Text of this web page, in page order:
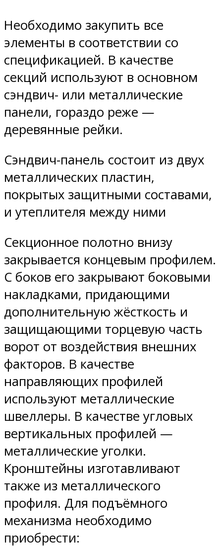
Необходимо закупить все
элементы в соответствии со
спецификацией. В качестве
секций используют в основном
сэндвич- или металлические
панели, гораздо реже —
деревянные рейки.
Сэндвич-панель состоит из двух
металлических пластин,
покрытых защитными составами,
и утеплителя между ними
Секционное полотно внизу
закрывается концевым профилем.
С боков его закрывают боковыми
накладками, придающими
дополнительную жёсткость и
защищающими торцевую часть
ворот от воздействия внешних
факторов. В качестве
направляющих профилей
используют металлические
швеллеры. В качестве угловых
вертикальных профилей —
металлические уголки.
Кронштейны изготавливают
также из металлического
профиля. Для подъёмного
механизма необходимо
приобрести: